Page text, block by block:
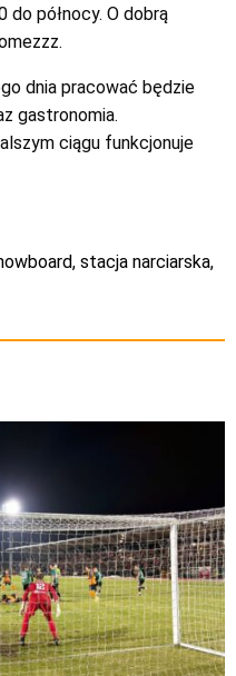
do północy. O dobrą
dnia pracować będzie
gastronomia.
ciągu funkcjonuje
, stacja narciarska,